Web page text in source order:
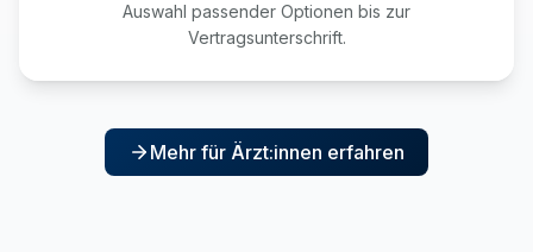
Auswahl passender Optionen bis zur
Vertragsunterschrift.
Mehr für Ärzt:innen erfahren